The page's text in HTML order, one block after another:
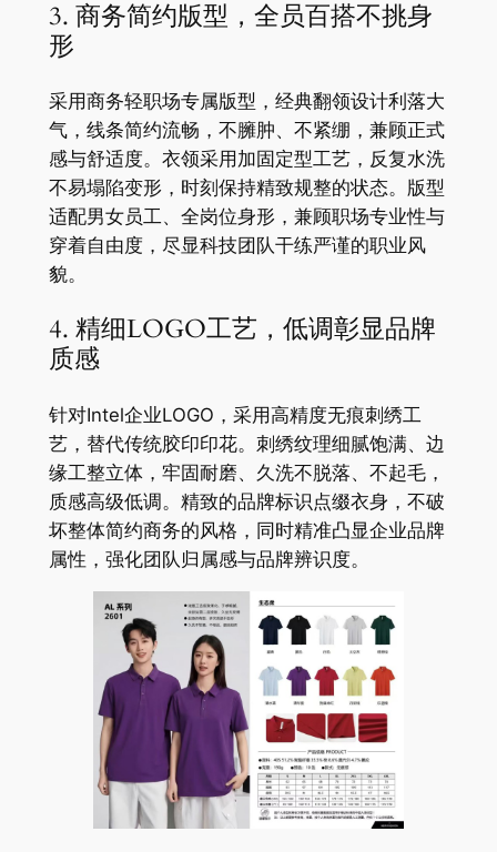
3. 商务简约版型，全员百搭不挑身
形
采用商务轻职场专属版型，经典翻领设计利落大
气，线条简约流畅，不臃肿、不紧绷，兼顾正式
感与舒适度。衣领采用加固定型工艺，反复水洗
不易塌陷变形，时刻保持精致规整的状态。版型
适配男女员工、全岗位身形，兼顾职场专业性与
穿着自由度，尽显科技团队干练严谨的职业风
貌。
4. 精细LOGO工艺，低调彰显品牌
质感
针对Intel企业LOGO，采用高精度无痕刺绣工
艺，替代传统胶印印花。刺绣纹理细腻饱满、边
缘工整立体，牢固耐磨、久洗不脱落、不起毛，
质感高级低调。精致的品牌标识点缀衣身，不破
坏整体简约商务的风格，同时精准凸显企业品牌
属性，强化团队归属感与品牌辨识度。